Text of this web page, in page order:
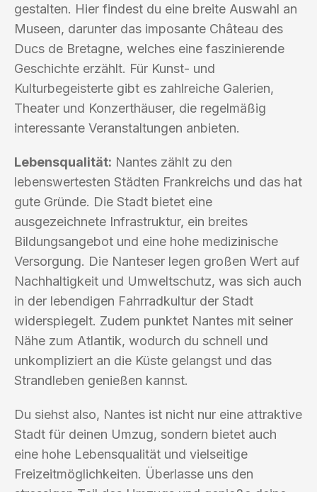
gestalten. Hier findest du eine breite Auswahl an
Museen, darunter das imposante Château des
Ducs de Bretagne, welches eine faszinierende
Geschichte erzählt. Für Kunst- und
Kulturbegeisterte gibt es zahlreiche Galerien,
Theater und Konzerthäuser, die regelmäßig
interessante Veranstaltungen anbieten.
Lebensqualität: Nantes zählt zu den
lebenswertesten Städten Frankreichs und das hat
gute Gründe. Die Stadt bietet eine
ausgezeichnete Infrastruktur, ein breites
Bildungsangebot und eine hohe medizinische
Versorgung. Die Nanteser legen großen Wert auf
Nachhaltigkeit und Umweltschutz, was sich auch
in der lebendigen Fahrradkultur der Stadt
widerspiegelt. Zudem punktet Nantes mit seiner
Nähe zum Atlantik, wodurch du schnell und
unkompliziert an die Küste gelangst und das
Strandleben genießen kannst.
Du siehst also, Nantes ist nicht nur eine attraktive
Stadt für deinen Umzug, sondern bietet auch
eine hohe Lebensqualität und vielseitige
Freizeitmöglichkeiten. Überlasse uns den